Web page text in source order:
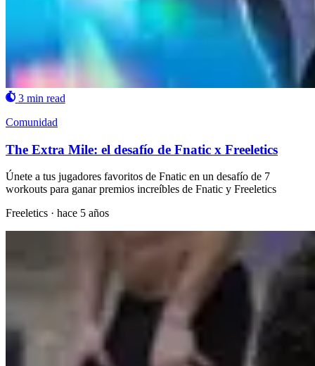
3 min read
Comunidad
The Extra Mile: el desafío de Fnatic x Freeletics
Únete a tus jugadores favoritos de Fnatic en un desafío de 7
workouts para ganar premios increíbles de Fnatic y Freeletics
Freeletics · hace 5 años